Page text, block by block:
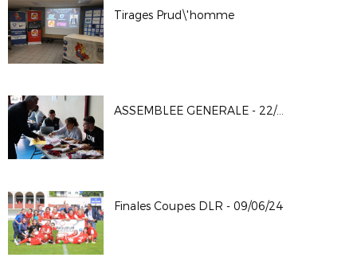
Tirages Prud\'homme
ASSEMBLEE GENERALE - 22/06/2024
Finales Coupes DLR - 09/06/24